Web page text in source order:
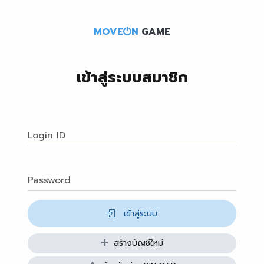
MOVE N GAME
เข้าสู่ระบบสมาชิก
Login ID
Password
เข้าสู่ระบบ
สร้างบัญชีใหม่